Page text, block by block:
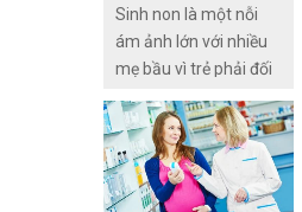
sưng phù có thể là tín
hiệu ban đầu của tiền
sản giật. Rất nguy
hiểm nếu không được
điều trị kịp thời.
Sinh non là một nỗi
ám ảnh lớn với nhiều
mẹ bầu vì trẻ phải đối
bệnh tật nguy hiểm,
thậm chí tử vong. Một
trong nhưng yếu tố
liên quan đến sinh non